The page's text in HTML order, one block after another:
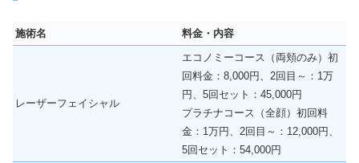
施術名 料金・内容
レーザーフェイシャル
エコノミーコース（両頬のみ）初
回料金：8,000円、2回目～：1万
円、5回セット：45,000円
プラチナコース（全顔）初回料
金：1万円、2回目～：12,000円、
5回セット：54,000円